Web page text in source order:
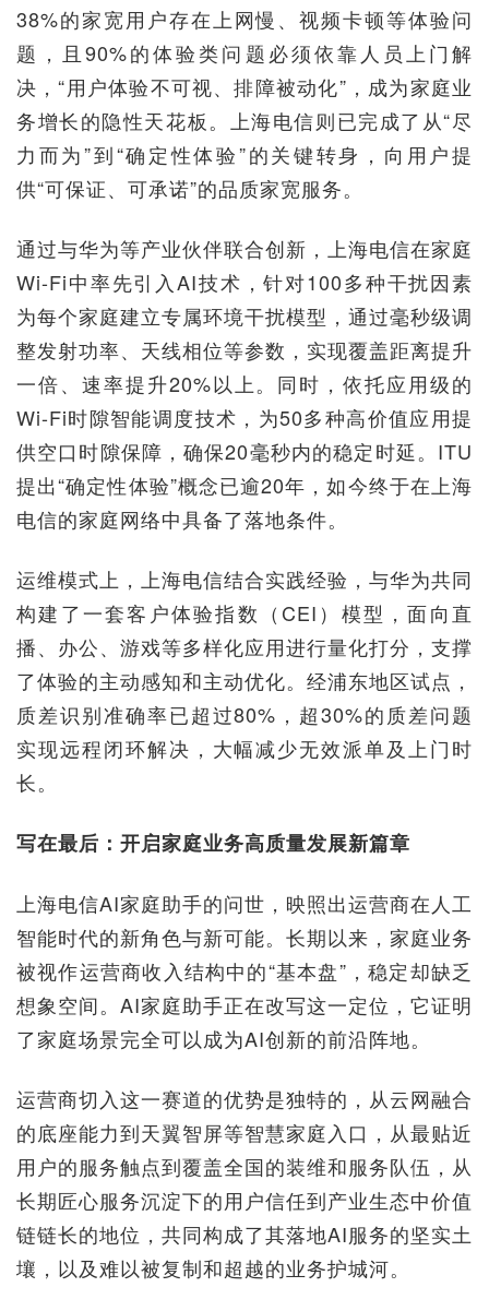
38%的家宽用户存在上网慢、视频卡顿等体验问
题，且90%的体验类问题必须依靠人员上门解
决，“用户体验不可视、排障被动化”，成为家庭业
务增长的隐性天花板。上海电信则已完成了从“尽
力而为”到“确定性体验”的关键转身，向用户提
供“可保证、可承诺”的品质家宽服务。
通过与华为等产业伙伴联合创新，上海电信在家庭
Wi-Fi中率先引入AI技术，针对100多种干扰因素
为每个家庭建立专属环境干扰模型，通过毫秒级调
整发射功率、天线相位等参数，实现覆盖距离提升
一倍、速率提升20%以上。同时，依托应用级的
Wi-Fi时隙智能调度技术，为50多种高价值应用提
供空口时隙保障，确保20毫秒内的稳定时延。ITU
提出“确定性体验”概念已逾20年，如今终于在上海
电信的家庭网络中具备了落地条件。
运维模式上，上海电信结合实践经验，与华为共同
构建了一套客户体验指数（CEI）模型，面向直
播、办公、游戏等多样化应用进行量化打分，支撑
了体验的主动感知和主动优化。经浦东地区试点，
质差识别准确率已超过80%，超30%的质差问题
实现远程闭环解决，大幅减少无效派单及上门时
长。
写在最后：开启家庭业务高质量发展新篇章
上海电信AI家庭助手的问世，映照出运营商在人工
智能时代的新角色与新可能。长期以来，家庭业务
被视作运营商收入结构中的“基本盘”，稳定却缺乏
想象空间。AI家庭助手正在改写这一定位，它证明
了家庭场景完全可以成为AI创新的前沿阵地。
运营商切入这一赛道的优势是独特的，从云网融合
的底座能力到天翼智屏等智慧家庭入口，从最贴近
用户的服务触点到覆盖全国的装维和服务队伍，从
长期匠心服务沉淀下的用户信任到产业生态中价值
链链长的地位，共同构成了其落地AI服务的坚实土
壤，以及难以被复制和超越的业务护城河。